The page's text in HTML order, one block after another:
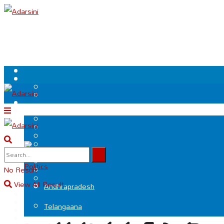
.
Politics
Andhrapradesh
Telangaana
No Result
View All Result